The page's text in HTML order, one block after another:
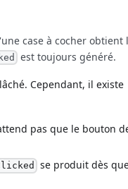
case à cocher obtient
est toujours généré.
Cependant, il existe
pas que le bouton
se produit dès